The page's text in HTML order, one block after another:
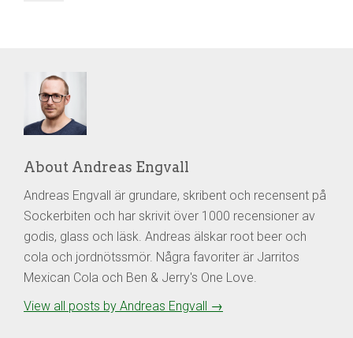
About Andreas Engvall
Andreas Engvall är grundare, skribent och recensent på
Sockerbiten och har skrivit över 1000 recensioner av
godis, glass och läsk. Andreas älskar root beer och
cola och jordnötssmör. Några favoriter är Jarritos
Mexican Cola och Ben & Jerry's One Love.
View all posts by Andreas Engvall →